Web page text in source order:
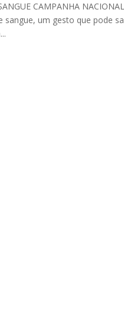
CAMPANHA
um gesto que pode